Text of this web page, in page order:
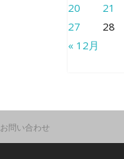
« 12月
20
21
27
28
お問い合わせ